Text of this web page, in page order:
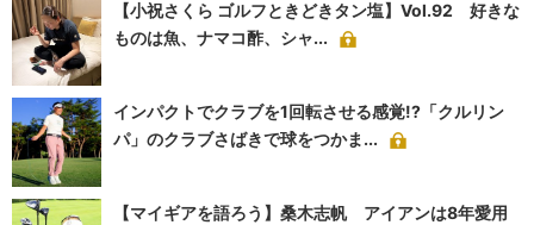
【小祝さくら ゴルフときどきタン塩】Vol.92 好きな
ものは魚、ナマコ酢、シャ...
インパクトでクラブを1回転させる感覚!?「クルリン
パ」のクラブさばきで球をつかま...
【マイギアを語ろう】桑木志帆 アイアンは8年愛用